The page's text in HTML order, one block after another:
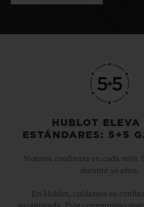
HUBLOT ELEVA
ESTÁNDARES: 5+5
Nuestra confianza en cada reloj.
durante 10 años.
En Hublot, cuidamos su